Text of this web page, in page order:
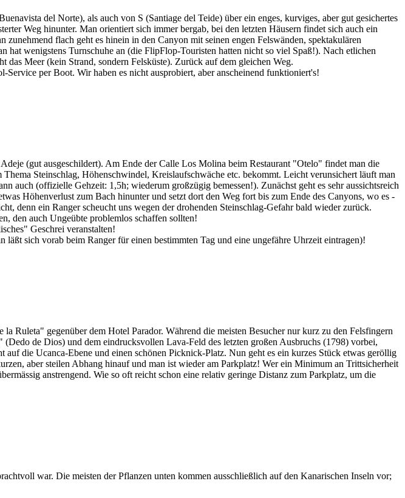
del Norte), als auch von S (Santiage del Teide) über ein enges, kurviges, aber gut gesichertes
Weg hinunter. Man orientiert sich immer bergab, bei den letzten Häusern findet sich auch ein
flach geht es hinein in den Canyon mit seinen engen Felswänden, spektakulären
hat wenigstens Turnschuhe an (die FlipFlop-Touristen hatten nicht so viel Spaß!). Nach etlichen
Meer (kein Strand, sondern Felsküste). Zurück auf dem gleichen Weg.
per Boot. Wir haben es nicht ausprobiert, aber anscheinend funktioniert's!
(gut ausgeschildert). Am Ende der Calle Los Molina beim Restaurant "Otelo" findet man die
Steinschlag, Höhenschwindel, Kreislaufschwäche etc. bekommt. Leicht verunsichert läuft man
auch (offizielle Gehzeit: 1,5h; wiederum großzügig bemessen!). Zunächst geht es sehr aussichtsreich
Höhenverlust zum Bach hinunter und setzt dort den Weg fort bis zum Ende des Canyons, wo es -
denn ein Ranger scheucht uns wegen der drohenden Steinschlag-Gefahr bald wieder zurück.
den auch Ungeübte problemlos schaffen sollten!
Geschrei veranstalten!
sich vorab beim Ranger für einen bestimmten Tag und eine ungefähre Uhrzeit eintragen)!
Ruleta" gegenüber dem Hotel Parador. Während die meisten Besucher nur kurz zu den Felsfingern
de Dios) und dem eindrucksvollen Lava-Feld des letzten großen Ausbruchs (1798) vorbei,
die Ucanca-Ebene und einen schönen Picknick-Platz. Nun geht es ein kurzes Stück etwas geröllig
aber steilen Abhang hinauf und man ist wieder am Parkplatz! Wer ein Minimum an Trittsicherheit
anstrengend. Wie so oft reicht schon eine relativ geringe Distanz zum Parkplatz, um die
war. Die meisten der Pflanzen unten kommen ausschließlich auf den Kanarischen Inseln vor;